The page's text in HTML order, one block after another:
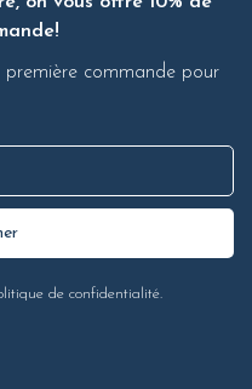
première commande pour
de confidentialité.